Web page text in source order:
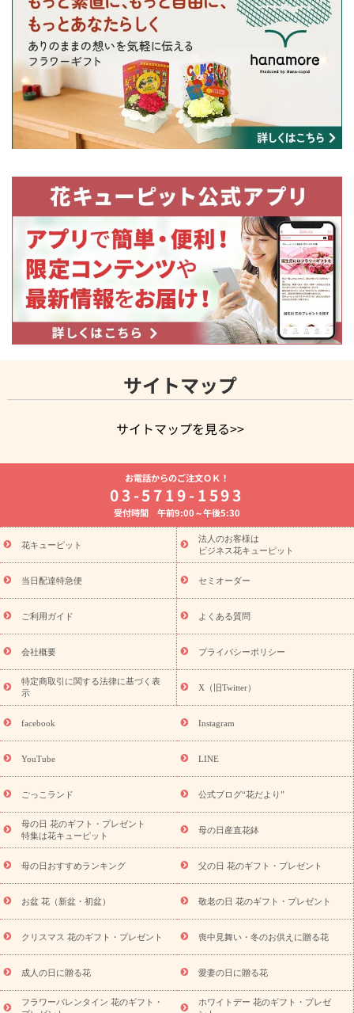
サイトマップ
サイトマップを見る>>
よく贈られる花
お祝いの花特集
誕生日フラワーギフト特集
8月の誕生花(トルコキキョウ)
開店・開業祝い
お供え・お悔やみ お供え・お悔やみの花
通夜・葬儀に贈る花 胡蝶蘭・花鉢
ーブドフラワー
季節のイベント
ひまわり ギフト・プレゼント
特集
お盆 花（新盆・初盆） 季節のイベント
お盆 花（新
盆・初盆）
お盆 花（新盆・初盆）
お盆・お供え 花とセットギ
フト
お盆・お供え プリザーブドフラワー
ひまわり ギフト・プ
レゼント特集
夏の花贈り・お中元・暑中見舞い 花のギフト特集
敬老の日におくる花ギフト・プレゼント特集
花ギフト・プレゼント特集
敬老の日 花のおすすめランキング
敬
老の日 花鉢植えのギフト・プレゼント特集
敬老の日 花とセットギ
フト・プレゼント特集
敬老の日の花 全てのギフト一覧
キャン
ペーン
映画『ウォーターガーディアンズ』コラボキャンペーン
「きょう誕生日なんです」キャンペーン
誕生日の花を探す
誕生日フラワーギフト 誕生日フラワーギフト特集
9月の誕生花(リンドウ)
ら探す
お祝いの花特集 当日配達特急便 お祝い商品一覧
念日
結婚祝い 出産祝い 退院祝い・快気祝い
寿祝い
プチギフト ペットのお祝いフラワー
供え・お悔やみ商品一覧
お供え・お悔やみの花
四十九日法要以
降に贈る花
通夜・葬儀に贈る花
お供え お花とセットギフト
お供え プリザーブドフラワー
ペットのお供えフラワー
お盆（新
盆・初盆）
その他 お祝い返し お見舞い
お取り寄せギフト
ビジネス用
ご自宅用 観葉植物 ミディ胡蝶蘭
プリザーブ
ドフラワー
スタイルから探す アレンジメント 花束
スタ
ンド花
お祝い お供え・お悔やみ 胡蝶蘭 胡蝶蘭・花鉢
ディ胡蝶蘭・お祝い
ミディ胡蝶蘭・お供え
世界初の青色胡蝶蘭
観葉植物
観葉植物 産直多肉植物
プリザーブドフラワー
お電話からのご注文ＯＫ！
03-5719-1593
受付時間 午前9:00～午後5:30
花キューピット
法人のお客様は
ビジネス花キューピット
当日配達特急便 セミオーダー
ご利用ガイド よくある質問
会社概要 プライバシーポリシー
特定商取引に関する法律に基づく表
示
X（旧Twitter）
facebook Instagram
YouTube LINE
ごっこランド 公式ブログ“花だより”
母の日 花のギフト・プレゼント
特集は花キューピット
母の日産直花鉢
母の日おすすめランキング 父の日 花のギフト・プレゼント
お盆 花（新盆・初盆） 敬老の日 花のギフト・プレゼント
クリスマス 花のギフト・プレゼント 喪中見舞い・冬のお供えに贈る花
成人の日に贈る花 愛妻の日に贈る花
フラワーバレンタイン 花のギフト・
ホワイトデー 花のギフト・プレゼ